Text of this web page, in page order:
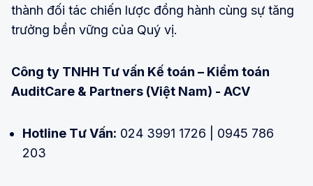
thành đối tác chiến lược đồng hành cùng sự tăng
trưởng bền vững của Quý vị.
Công ty TNHH Tư vấn Kế toán – Kiểm toán
AuditCare & Partners (Việt Nam) - ACV
Hotline Tư Vấn: 024 3991 1726 | 0945 786
203